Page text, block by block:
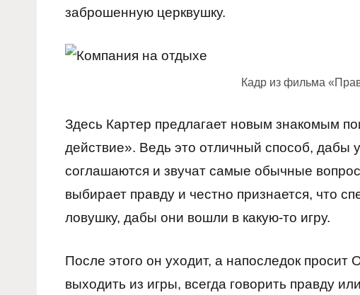
заброшенную церквушку.
Кадр из фильма
Здесь Картер предлагает новым знакомым
действие». Ведь это отличный способ, дабы
соглашаются и звучат самые обычные
выбирает правду и честно признается, что
ловушку, дабы они вошли в какую-то игру.
После этого он уходит, а напоследок
выходить из игры, всегда говорить правду